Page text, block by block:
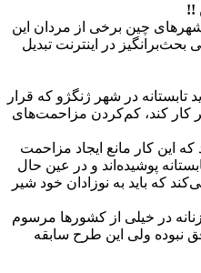
!!
شهرهای چین برخی از مردان این
در اینترنت تبدیل
در شهر ژنگژو که قرار
کند، کم‌کردن مزاحمت‌های
این کار مانع ایجاد مزاحمت
پوشیده‌اند و در عین حال
که باید به نوزادان خود شیر
در خیلی از کشورها مرسوم
نبوده ولی این طرح سابقه